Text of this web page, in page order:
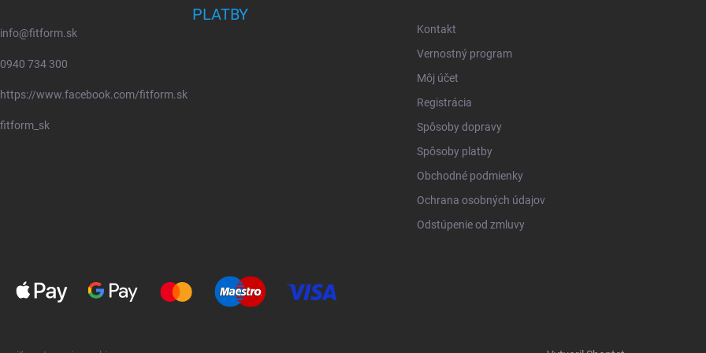
info@fitform.sk
0940 734 300
https://www.facebook.com/fitform.sk
fitform_sk
PLATBY
Kontakt
Vernostný program
Môj účet
Registrácia
Spôsoby dopravy
Spôsoby platby
Obchodné podmienky
Ochrana osobných údajov
Odstúpenie od zmluvy